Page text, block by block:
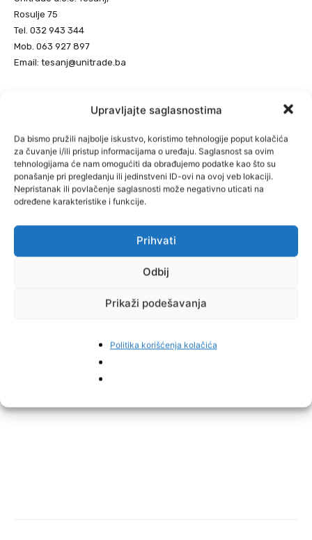
Upravljajte saglasnostima
Da bismo pružili najbolje iskustvo, koristimo tehnologije poput kolačića
za čuvanje i/ili pristup informacijama o uređaju. Saglasnost sa ovim
tehnologijama će nam omogućiti da obrađujemo podatke kao što su
ponašanje pri pregledanju ili jedinstveni ID-ovi na ovoj veb lokaciji.
Nepristanak ili povlačenje saglasnosti može negativno uticati na
određene karakteristike i funkcije.
Prihvati
Odbij
Prikaži podešavanja
Politika korišćenja kolačića
Rosulje 75
Tel. 032 943 344
Mob. 063 927 897
Email: tesanj@unitrade.ba
Subota: od 8.00 do 13.00